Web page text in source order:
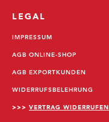
LEGAL
IMPRESSUM
AGB ONLINE-SHOP
AGB EXPORTKUNDEN
WIDERRUFSBELEHRUNG
>>> VERTRAG WIDERRUFEN